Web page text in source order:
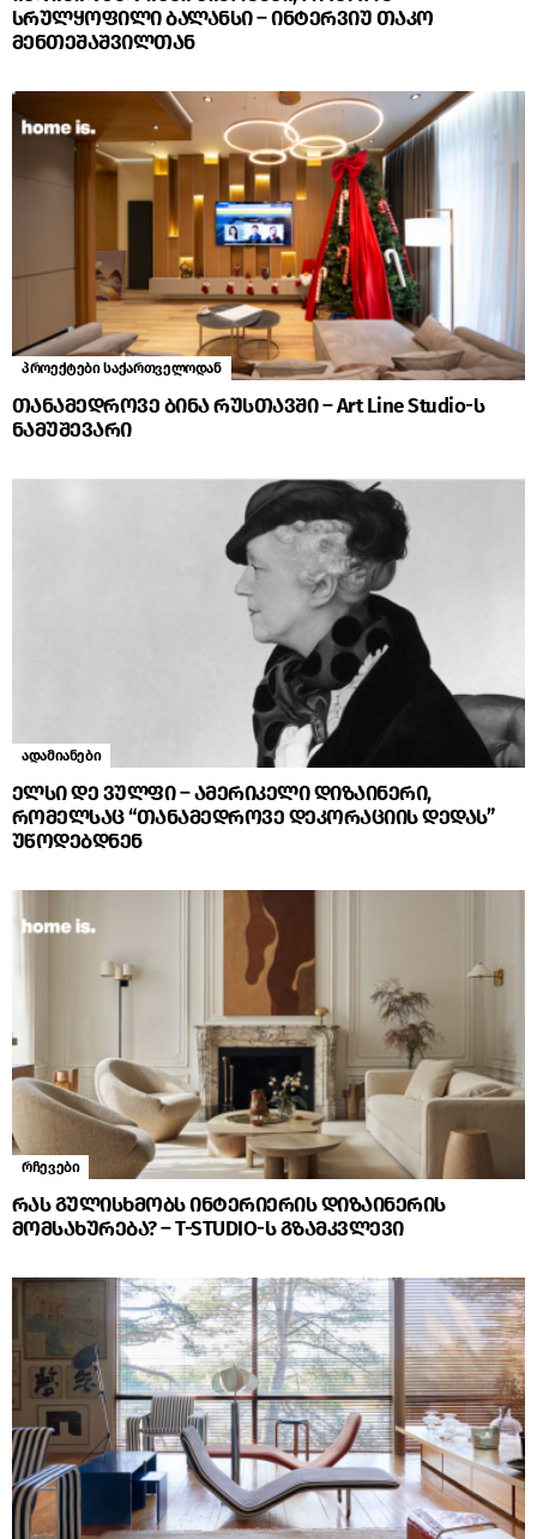
სრულყოფილი ბალანსი – ინტერვიუ თაკო
მენთეშაშვილთან
პროექტები საქართველოდან
თანამედროვე ბინა რუსთავში – Art Line Studio-ს
ნამუშევარი
ადამიანები
ელსი დე ვულფი – ამერიკელი დიზაინერი,
რომელსაც “თანამედროვე დეკორაციის დედას”
უწოდებდნენ
რჩევები
რას გულისხმობს ინტერიერის დიზაინერის
მომსახურება? – T-STUDIO-ს გზამკვლევი